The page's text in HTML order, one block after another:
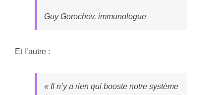
Guy Gorochov, immunologue
Et l’autre :
« Il n’y a rien qui booste notre système